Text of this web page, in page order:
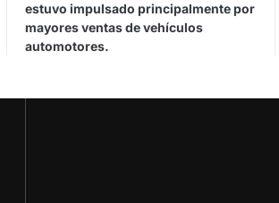
estuvo impulsado principalmente por
mayores ventas de vehículos
automotores.